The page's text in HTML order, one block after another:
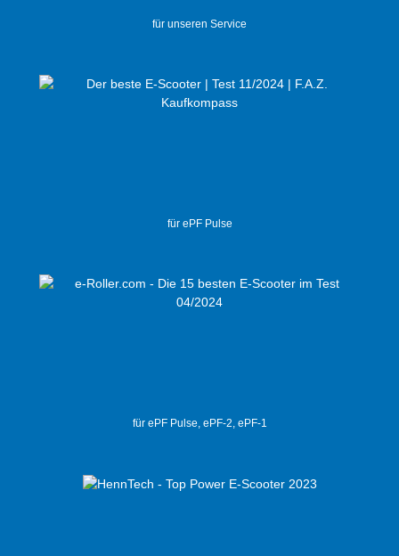
für unseren Service
für ePF Pulse
für ePF Pulse, ePF-2, ePF-1